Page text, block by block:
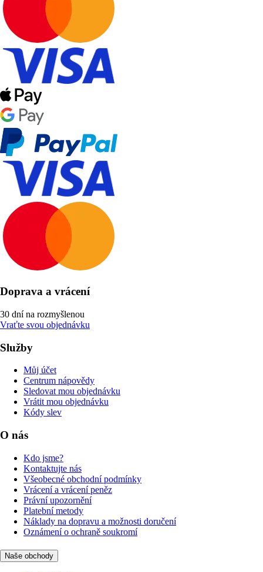
Doprava a vrácení
30 dní na rozmyšlenou
Vraťte svou objednávku
Služby
Můj účet
Centrum nápovědy
Sledovat mou objednávku
Vrátit mou objednávku
Kódy slev
O nás
Kdo jsme?
Kontaktujte nás
Všeobecné obchodní podmínky
Vrácení a vrácení peněz
Právní upozornění
Platební metody
Náklady na dopravu a možnosti doručení
Oznámení o ochraně soukromí
Naše obchody